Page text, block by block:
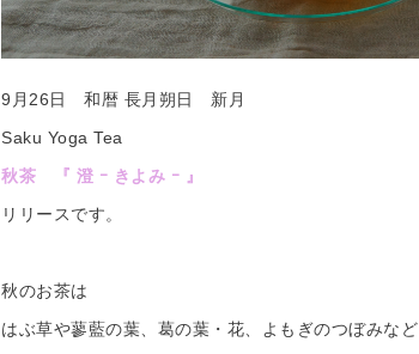
9月26日 和暦 長月朔日 新月
Saku Yoga Tea
秋茶 『 澄 ｰ きよみ ｰ 』
リリースです。
秋のお茶は
はぶ草や蓼藍の葉、葛の葉・花、よもぎのつぼみなど